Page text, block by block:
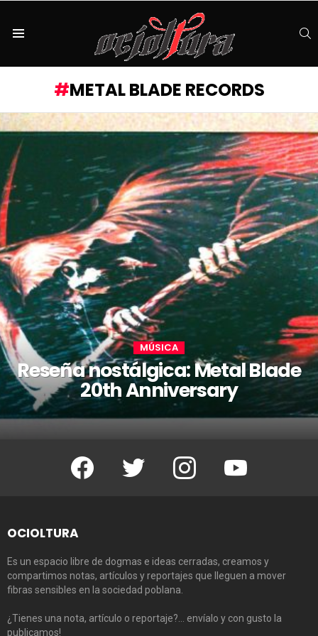
METAL BLADE RECORDS
MÚSICA
Reseña nostálgica: Metal Blade
20th Anniversary
Facebook Twitter Instagram Youtube
OCIOLTURA
Es un espacio libre de dogmas e ideas cerradas, creamos y
compartimos notas, artículos y reportajes que lleguen a mover
fibras sensibles en la sociedad poblana.
¿Tienes una nota, artículo o reportaje?… envíalo y con gusto la
publicamos!